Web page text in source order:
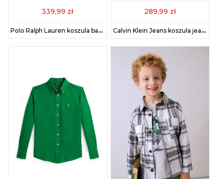
339,99 zł
Polo Ralph Lauren koszula bawełniana dziecięca kolor biały 322914506002
289,99 zł
Calvin Klein Jeans koszula jeansowa dziecięca kolor czarny IB0IB02624